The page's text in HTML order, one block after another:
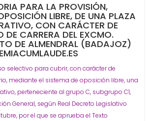
PARA LA PROVISIÓN,
LIBRE, DE UNA PLAZA
CON CARÁCTER DE
DE CARRERA DEL EXCMO.
DE ALMENDRAL (BADAJOZ)
selectivo para cubrir, con carácter de
mediante el sistema de oposición libre, una
perteneciente al grupo C, subgrupo C1,
General, según Real Decreto Legislativo
por el que se aprueba el Texto